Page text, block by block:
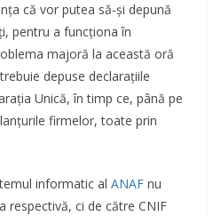
că vor putea să-și depună
pentru a funcționa în
majoră la această oră
depuse declarațiile
Unică, în timp ce, până pe
firmelor, toate prin
informatic al ANAF nu
respectivă, ci de către CNIF